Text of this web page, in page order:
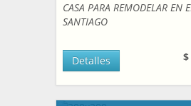
CASA PARA REMODELAR EN
SANTIAGO
Detalles